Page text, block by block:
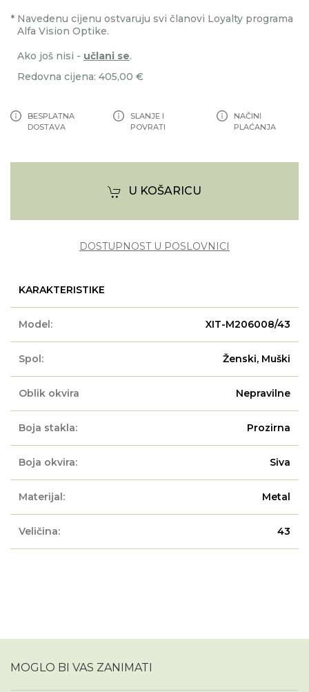
* Navedenu cijenu ostvaruju svi članovi Loyalty programa
Alfa Vision Optike.
Ako još nisi - učlani se.
Redovna cijena: 405,00 €
BESPLATNA
DOSTAVA
SLANJE I
POVRATI
NAČINI
PLAĆANJA
U KOŠARICU
DOSTUPNOST U POSLOVNICI
KARAKTERISTIKE
Model: XIT-M206008/43
Spol: Ženski, Muški
Oblik okvira Nepravilne
Boja stakla: Prozirna
Boja okvira: Siva
Materijal: Metal
Veličina: 43
MOGLO BI VAS ZANIMATI